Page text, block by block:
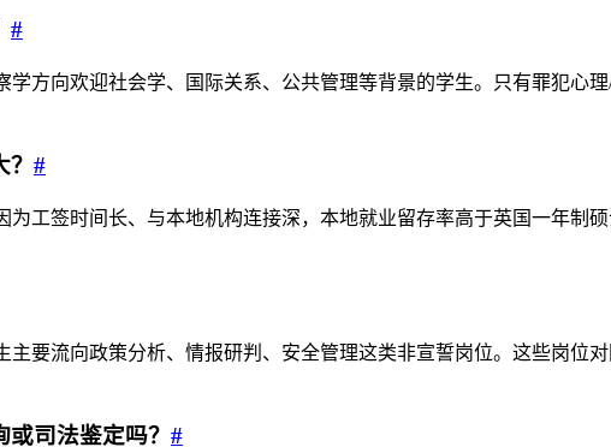
#
方向欢迎社会学、国际关系、公共管理等背景的学生。只有罪犯心
#
工签时间长、与本地机构连接深，本地就业留存率高于英国一年制
要流向政策分析、情报研判、安全管理这类非宣誓岗位。这些岗位
司法鉴定吗？ #